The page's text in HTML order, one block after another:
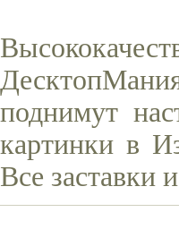
поднимут
картинки в
Все заставки